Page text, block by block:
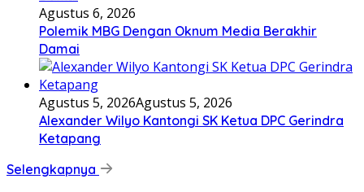
Agustus 6, 2026
Polemik MBG Dengan Oknum Media Berakhir
Damai
Agustus 5, 2026Agustus 5, 2026
Alexander Wilyo Kantongi SK Ketua DPC Gerindra
Ketapang
Selengkapnya